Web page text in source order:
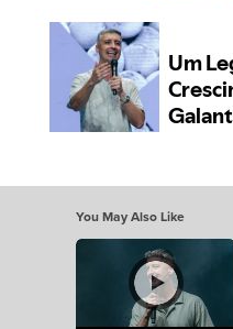
You May Also Like